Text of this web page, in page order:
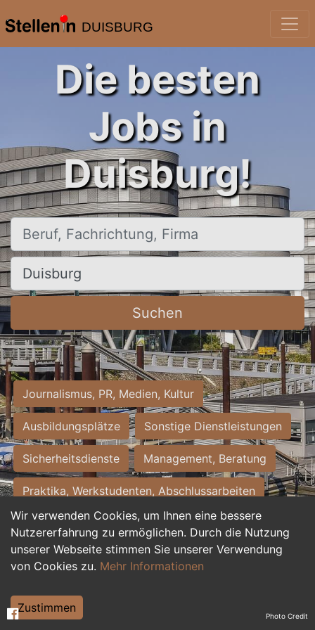
DUISBURG
Wir verwenden Cookies, um Ihnen eine bessere
Nutzererfahrung zu ermöglichen. Durch die Nutzung
unserer Webseite stimmen Sie unserer Verwendung
von Cookies zu. Mehr Informationen
Zustimmen
Die besten
Jobs in
Duisburg!
Beruf, Fachrichtung, Firma
Ort, Stadt
Suchen
Journalismus, PR, Medien, Kultur
Ausbildungsplätze Sonstige Dienstleistungen
Sicherheitsdienste Management, Beratung
Praktika, Werkstudenten, Abschlussarbeiten
Personalwesen Assistenz, Sekretariat
Hilfskräfte, Aushilfs- und Nebenjobs
Weiterbildung, Studium, duale Ausbildung Photo Credit